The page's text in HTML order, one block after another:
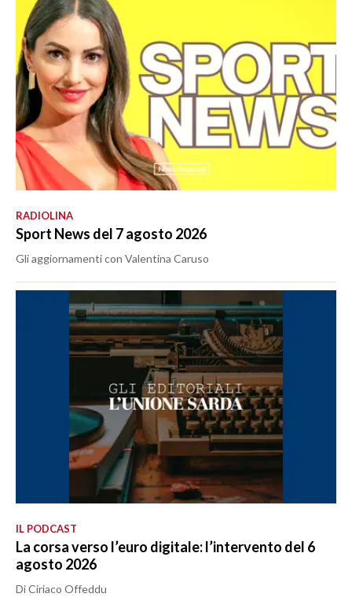
RADIOLINA
Sport News del 7 agosto 2026
Gli aggiornamenti con Valentina Caruso
IL PODCAST
La corsa verso l’euro digitale: l’intervento del 6
agosto 2026
Di Ciriaco Offeddu